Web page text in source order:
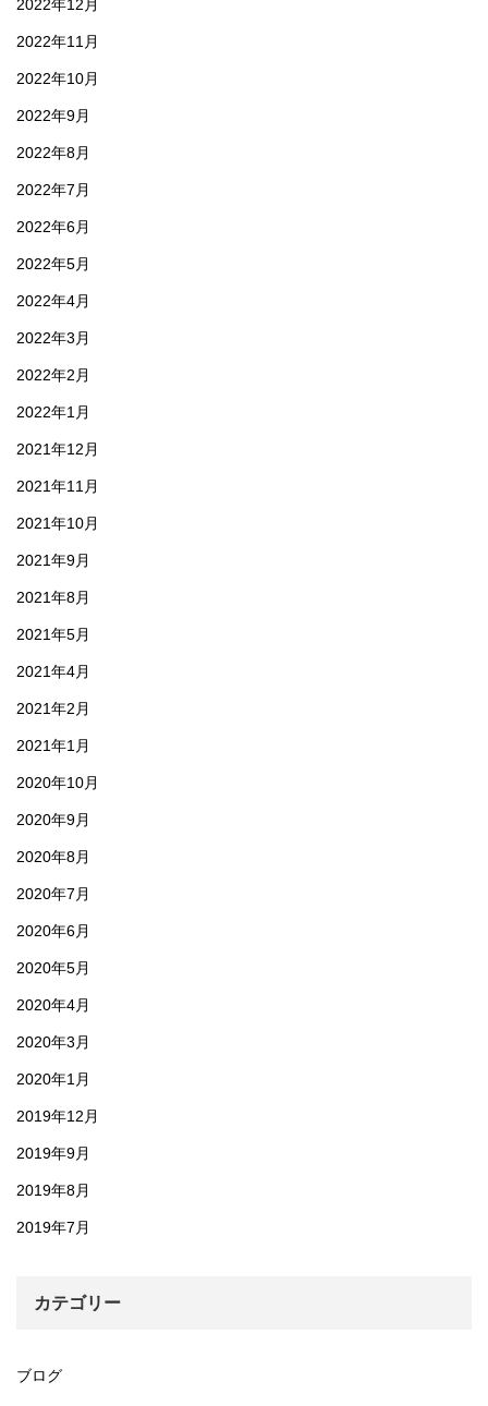
2022年12月
2022年11月
2022年10月
2022年9月
2022年8月
2022年7月
2022年6月
2022年5月
2022年4月
2022年3月
2022年2月
2022年1月
2021年12月
2021年11月
2021年10月
2021年9月
2021年8月
2021年5月
2021年4月
2021年2月
2021年1月
2020年10月
2020年9月
2020年8月
2020年7月
2020年6月
2020年5月
2020年4月
2020年3月
2020年1月
2019年12月
2019年9月
2019年8月
2019年7月
カテゴリー
ブログ